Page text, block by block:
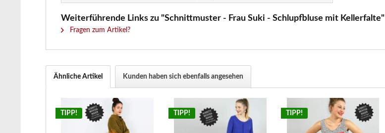
Weiterführende Links zu "Schnittmuster - Frau Suki - Schlupfbluse mit Kellerfalte"
Fragen zum Artikel?
Ähnliche Artikel Kunden haben sich ebenfalls angesehen
TIPP! TIPP! TIPP!